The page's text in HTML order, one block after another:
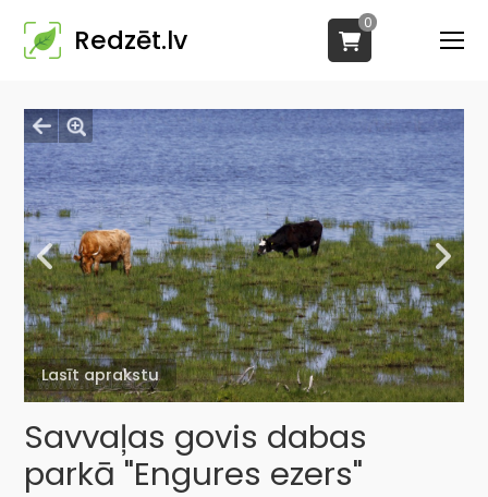
Redzēt.lv
0
Lasīt aprakstu
Savvaļas govis dabas
parkā "Engures ezers"